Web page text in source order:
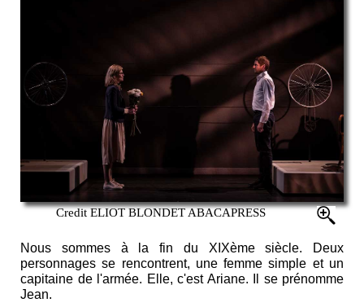
Credit ELIOT BLONDET ABACAPRESS
Nous sommes à la fin du XIXème siècle. Deux
personnages se rencontrent, une femme simple et un
capitaine de l'armée. Elle, c'est Ariane. Il se prénomme
Jean.